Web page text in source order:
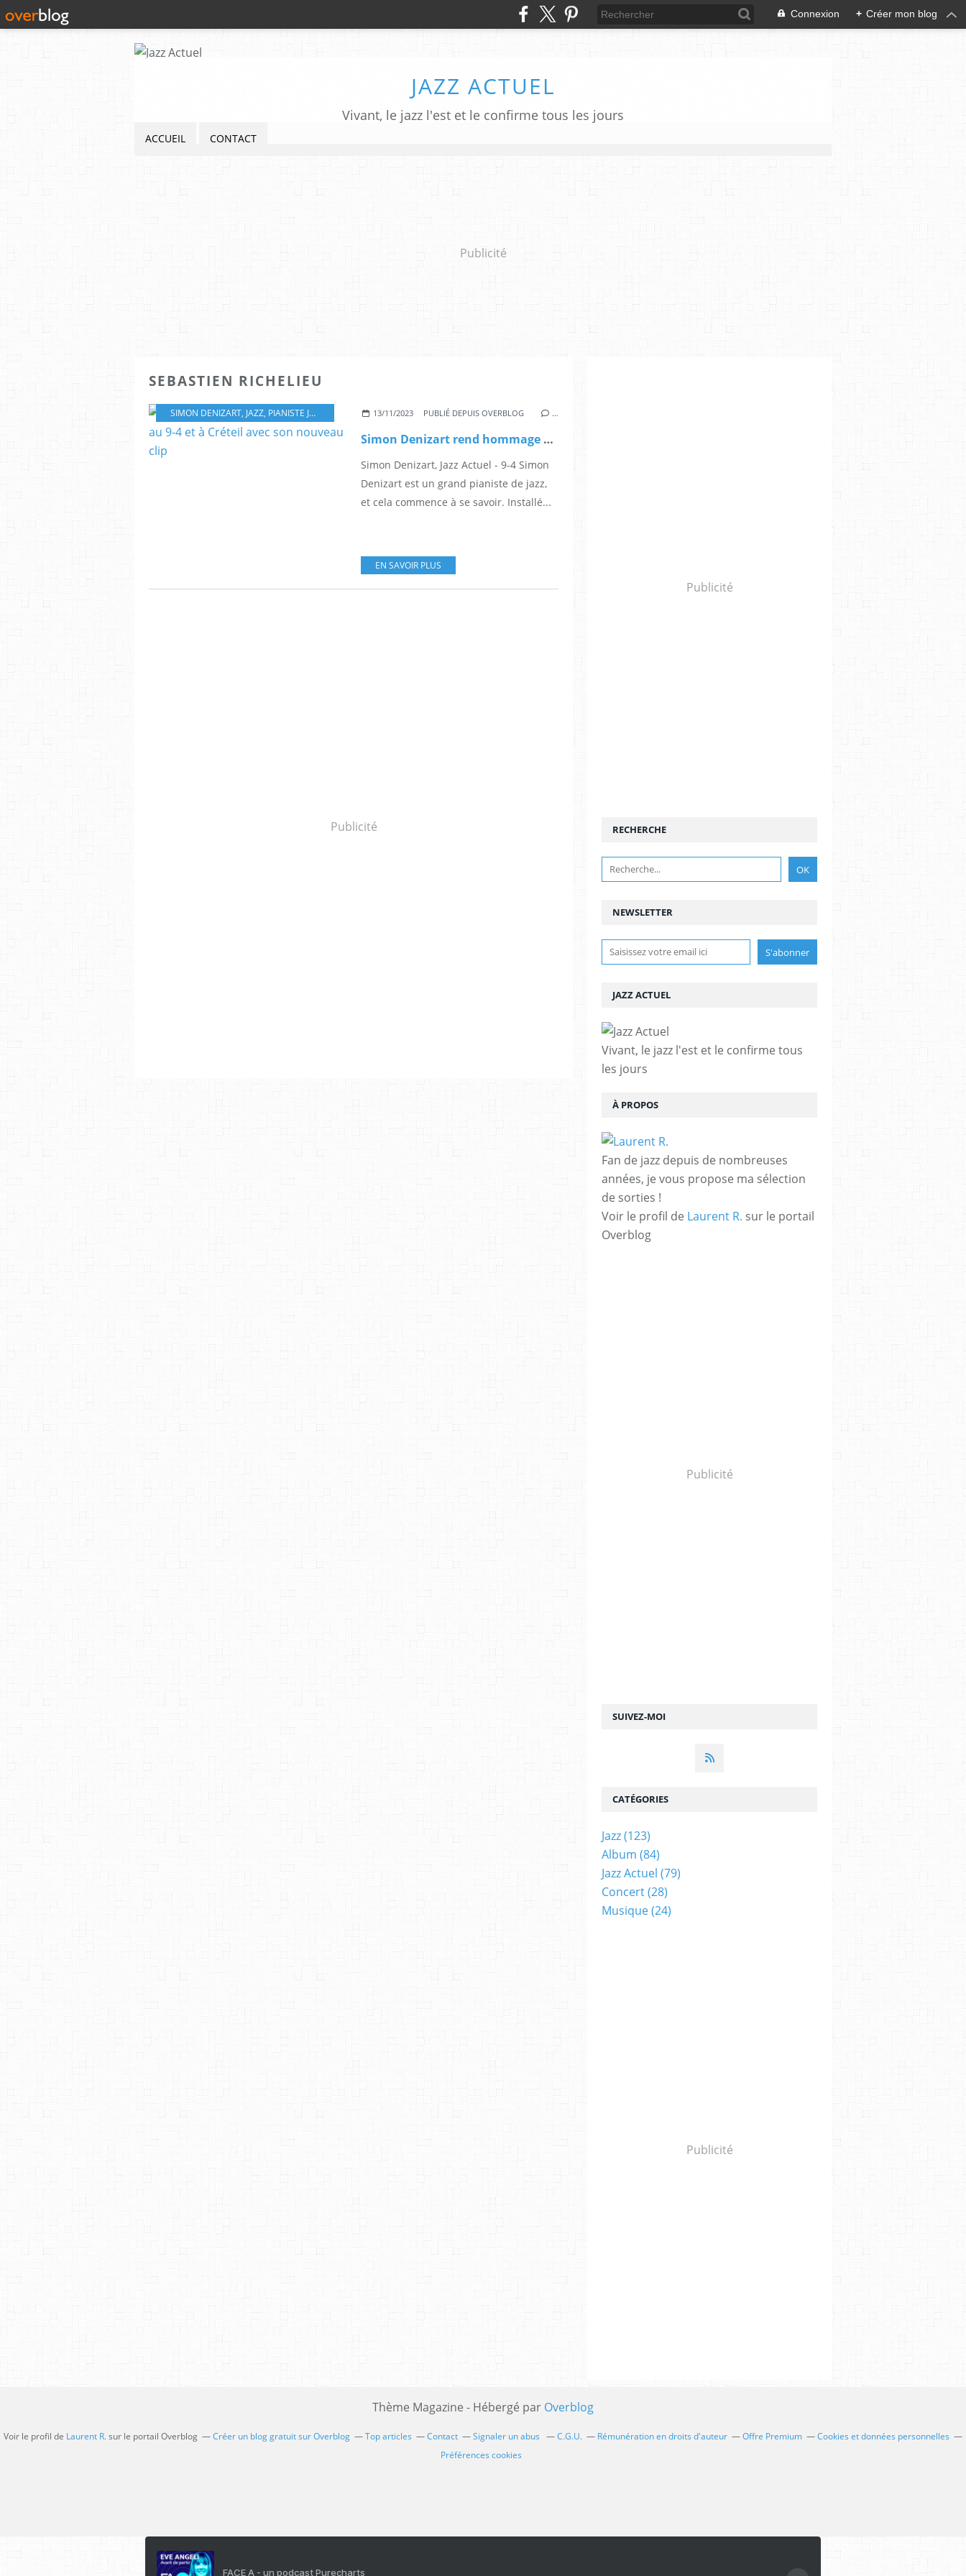
Connexion + Créer mon blog
JAZZ ACTUEL
Vivant, le jazz l'est et le confirme tous les jours
ACCUEIL CONTACT
Publicité
SEBASTIEN RICHELIEU
SIMON DENIZART, JAZZ, PIANISTE JAZZ CRETEIL,JUSTIN TIME RECORDS,CANADA,ALBUM, SEBASTIEN RICHELIEU
13/11/2023 PUBLIÉ DEPUIS OVERBLOG …
Simon Denizart rend hommage au 9-4 et à Créteil avec son nouveau clip
Simon Denizart, Jazz Actuel - 9-4 Simon
Denizart est un grand pianiste de jazz,
et cela commence à se savoir. Installé...
EN SAVOIR PLUS
Publicité
Publicité
NEWSLETTER
SUIVEZ-MOI
RECHERCHE
JAZZ ACTUEL
Vivant, le jazz l'est et le confirme tous
les jours
À PROPOS
Fan de jazz depuis de nombreuses
années, je vous propose ma sélection
de sorties !
Voir le profil de Laurent R. sur le portail
Overblog
Publicité
CATÉGORIES
Jazz(123)
Album (84)
Jazz Actuel (79)
Concert(28)
Musique(24)
Publicité
Thème Magazine - Hébergé par Overblog
Voir le profil de Laurent R.sur le portail Overblog Créer un blog gratuit sur Overblog Top articles Contact Signaler un abus C.G.U. Rémunération en droits d'auteur Offre Premium
Cookies et données personnelles
Préférences cookies
FACE A - un podcast Purecharts